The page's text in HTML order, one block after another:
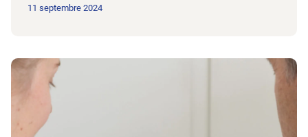
11 septembre 2024
Vers l’article Formation Continue